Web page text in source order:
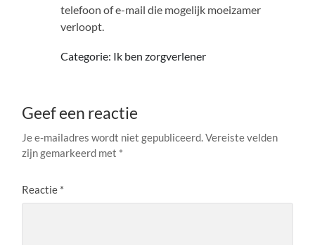
telefoon of e-mail die mogelijk moeizamer
verloopt.
Categorie: Ik ben zorgverlener
Geef een reactie
Je e-mailadres wordt niet gepubliceerd. Vereiste velden
zijn gemarkeerd met *
Reactie *